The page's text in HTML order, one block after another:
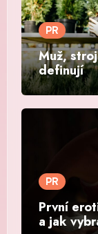
PR
Muž,
definují
PR
První
a jak